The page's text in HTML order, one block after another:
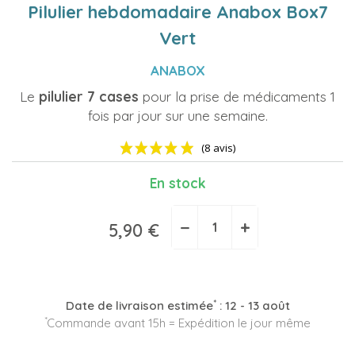
Pilulier hebdomadaire Anabox Box7
Vert
ANABOX
Le pilulier 7 cases pour la prise de médicaments 1
fois par jour sur une semaine.
En stock
5,90 € − +
Date de livraison estimée*: 12 - 13 août
*Commande avant 15h = Expédition le jour même